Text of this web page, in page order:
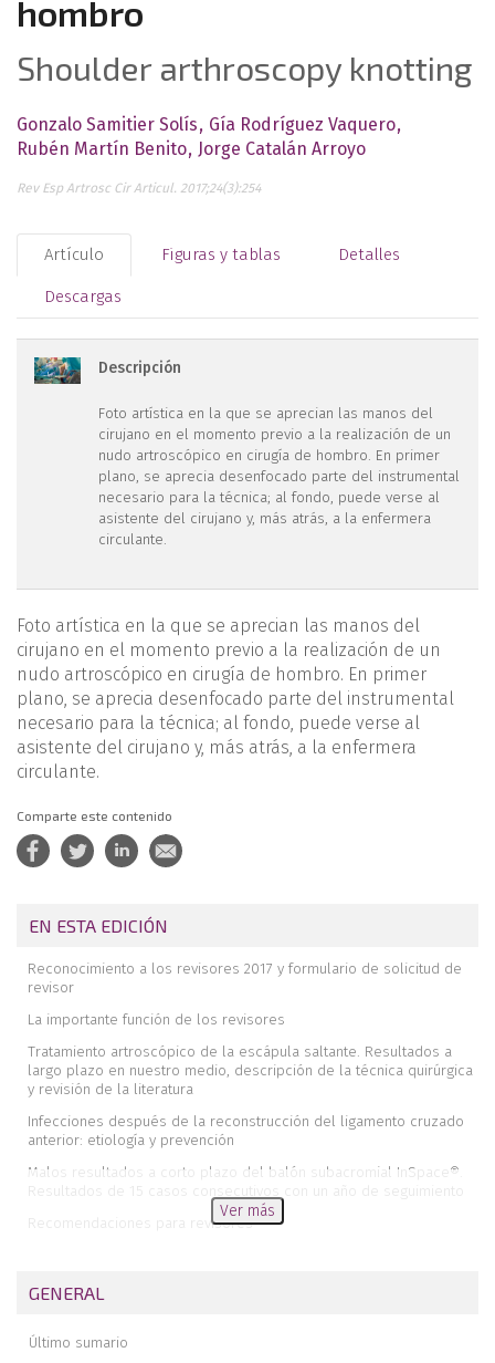
hombro
Shoulder arthroscopy knotting
Gonzalo Samitier Solís
Gía Rodríguez Vaquero
Rubén Martín Benito Jorge Catalán Arroyo
Rev Esp Artrosc Cir Articul. 2017;24(3):254
Artículo Figuras y tablas Detalles
Descargas
fs1710052-fig1.jpg
Descripción
Foto artística en la que se aprecian las manos del
cirujano en el momento previo a la realización de un
nudo artroscópico en cirugía de hombro. En primer
plano, se aprecia desenfocado parte del instrumental
necesario para la técnica; al fondo, puede verse al
asistente del cirujano y, más atrás, a la enfermera
circulante.
Foto artística en la que se aprecian las manos del
cirujano en el momento previo a la realización de un
nudo artroscópico en cirugía de hombro. En primer
plano, se aprecia desenfocado parte del instrumental
necesario para la técnica; al fondo, puede verse al
asistente del cirujano y, más atrás, a la enfermera
circulante.
Comparte este contenido
EN ESTA EDICIÓN
Reconocimiento a los revisores 2017 y formulario de solicitud de
revisor
La importante función de los revisores
Tratamiento artroscópico de la escápula saltante. Resultados a
largo plazo en nuestro medio, descripción de la técnica quirúrgica
y revisión de la literatura
Infecciones después de la reconstrucción del ligamento cruzado
anterior: etiología y prevención
Malos resultados a corto plazo del balón subacromial InSpace®.
Resultados de 15 casos consecutivos con un año de seguimiento
Recomendaciones para revisores
Estudio multicéntrico de los resultados de satisfacción a largo
hombro
Ver más
GENERAL
Último sumario